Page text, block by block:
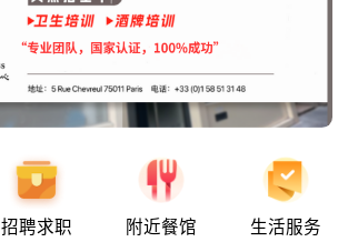
招聘求职 附近餐馆 生活服务